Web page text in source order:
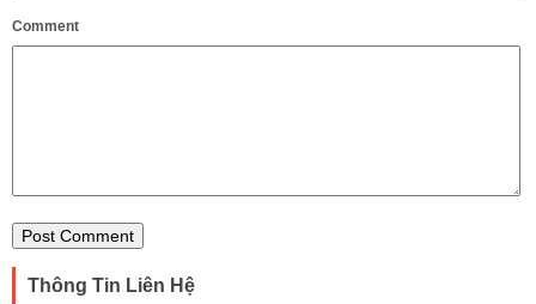
Comment
Thông Tin Liên Hệ